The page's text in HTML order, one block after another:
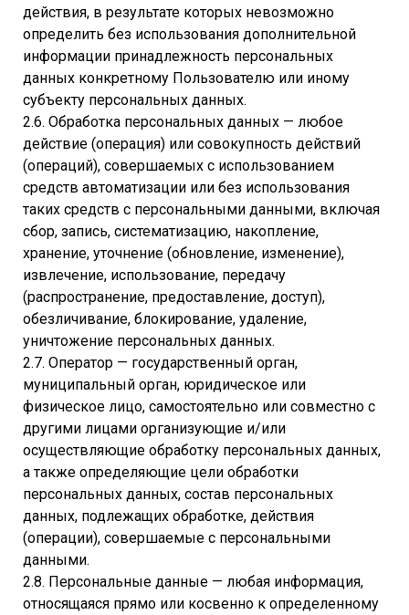
действия, в результате которых невозможно
определить без использования дополнительной
информации принадлежность персональных
данных конкретному Пользователю или иному
субъекту персональных данных.
2.6. Обработка персональных данных — любое
действие (операция) или совокупность действий
(операций), совершаемых с использованием
средств автоматизации или без использования
таких средств с персональными данными, включая
сбор, запись, систематизацию, накопление,
хранение, уточнение (обновление, изменение),
извлечение, использование, передачу
(распространение, предоставление, доступ),
обезличивание, блокирование, удаление,
уничтожение персональных данных.
2.7. Оператор — государственный орган,
муниципальный орган, юридическое или
физическое лицо, самостоятельно или совместно с
другими лицами организующие и/или
осуществляющие обработку персональных данных,
а также определяющие цели обработки
персональных данных, состав персональных
данных, подлежащих обработке, действия
(операции), совершаемые с персональными
данными.
2.8. Персональные данные — любая информация,
относящаяся прямо или косвенно к определенному